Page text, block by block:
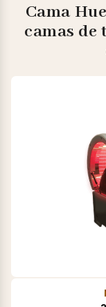
Cama
camas de